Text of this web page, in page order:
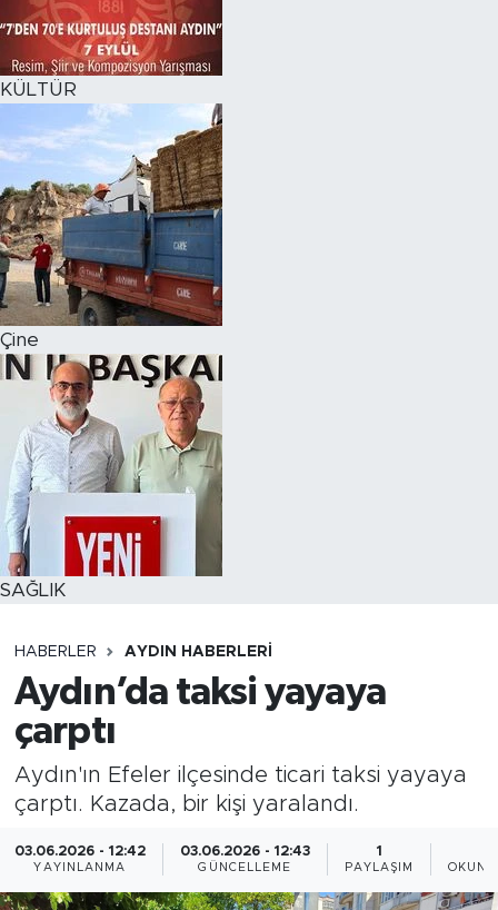
KÜLTÜR
Çine
SAĞLIK
HABERLER AYDIN HABERLERI
Aydın’da taksi yayaya
çarptı
Aydın'ın Efeler ilçesinde ticari taksi yayaya
çarptı. Kazada, bir kişi yaralandı.
03.06.2026 - 12:42
YAYINLANMA
03.06.2026 - 12:43
GÜNCELLEME
1
PAYLAŞIM